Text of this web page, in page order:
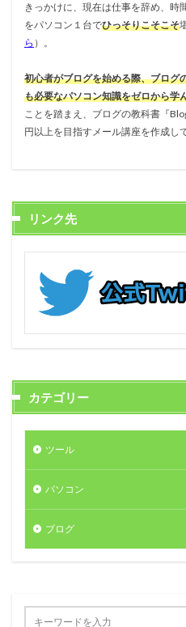
きっかけに、現在は仕事を辞め、時
をパソコン１台でひっそりこそこそ
ら ）。
初心者がブログを始める際、ブログ
も必要なパソコン知識をゼロから学
ことを踏まえ、ブログの教科書『
円以上を目指すメール講座を作成し
リンク先
カテゴリー
ツール
パソコン
ブログ